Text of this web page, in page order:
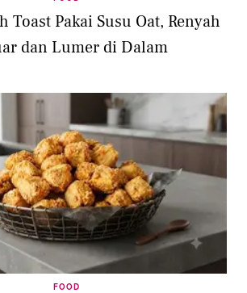
Toast Pakai Susu Oat, Renyah
dan Lumer di Dalam
FOOD